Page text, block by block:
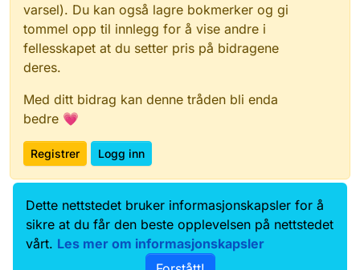
varsel). Du kan også lagre bokmerker og gi
tommel opp til innlegg for å vise andre i
fellesskapet at du setter pris på bidragene
deres.
Med ditt bidrag kan denne tråden bli enda
bedre 💗
Registrer Logg inn
Data.norge.no
Kontakt oss
Samtykke og brukervilkår
Tilgjengelighetserklæring
Dette nettstedet bruker informasjonskapsler for å
sikre at du får den beste opplevelsen på nettstedet
vårt. Les mer om informasjonskapsler